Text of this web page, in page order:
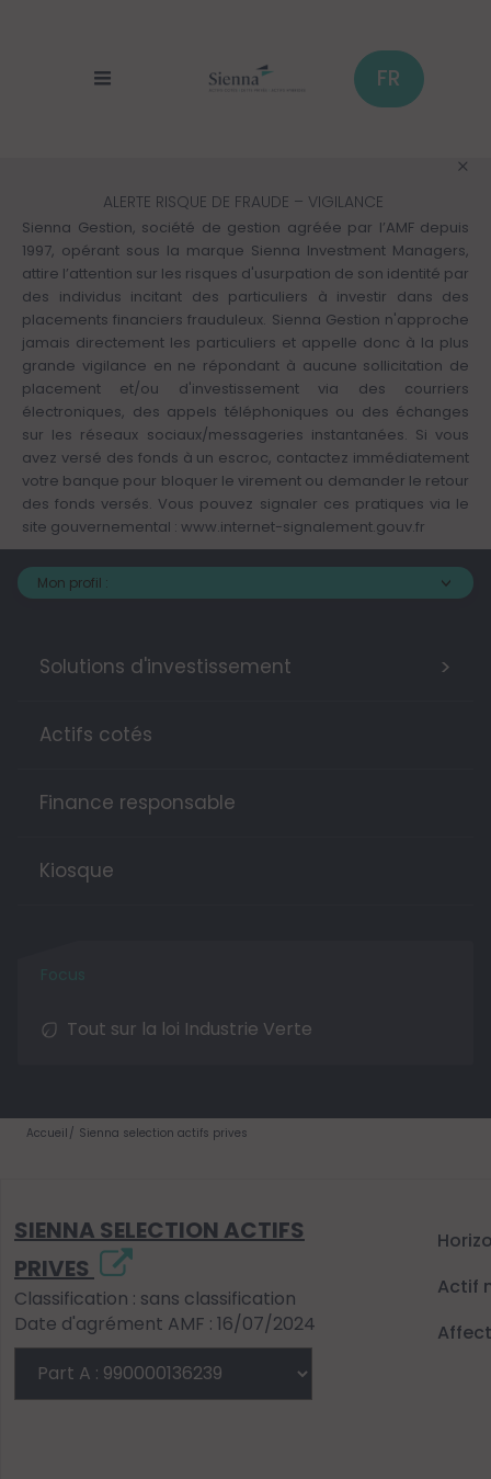
FR
ALERTE RISQUE DE FRAUDE – VIGILANCE
Sienna Gestion, société de gestion agréée par l’AMF depuis
1997, opérant sous la marque Sienna Investment Managers,
attire l’attention sur les risques d'usurpation de son identité par
des individus incitant des particuliers à investir dans des
placements financiers frauduleux. Sienna Gestion n'approche
jamais directement les particuliers et appelle donc à la plus
grande vigilance en ne répondant à aucune sollicitation de
placement et/ou d'investissement via des courriers
électroniques, des appels téléphoniques ou des échanges
sur les réseaux sociaux/messageries instantanées. Si vous
avez versé des fonds à un escroc, contactez immédiatement
votre banque pour bloquer le virement ou demander le retour
des fonds versés. Vous pouvez signaler ces pratiques via le
site gouvernemental : www.internet-signalement.gouv.fr
Mon profil :
Solutions d'investissement >
Actifs cotés
Finance responsable
Kiosque
Tout sur la loi Industrie Verte
Accueil Sienna selection actifs prives
SIENNA SELECTION ACTIFS
PRIVES
Classification : sans classification
Date d'agrément AMF : 16/07/2024
Actif